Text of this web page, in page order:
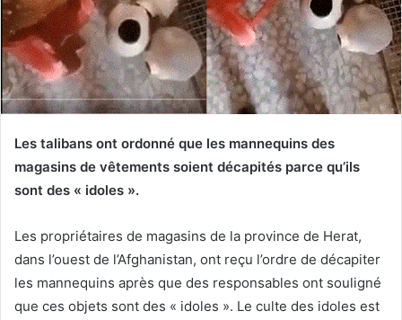
Les talibans ont ordonné que les mannequins des
magasins de vêtements soient décapités parce qu’ils
sont des « idoles ».
Les propriétaires de magasins de la province de Herat,
dans l’ouest de l’Afghanistan, ont reçu l’ordre de décapiter
les mannequins après que des responsables ont souligné
que ces objets sont des « idoles ». Le culte des idoles est